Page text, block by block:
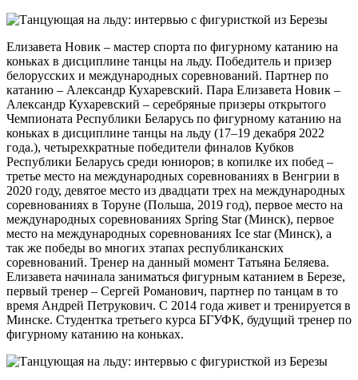
Елизавета Новик – мастер спорта по фигурному катанию на
коньках в дисциплине танцы на льду. Победитель и призер
белорусских и международных соревнований. Партнер по
катанию – Александр Кухаревский. Пара Елизавета Новик –
Александр Кухаревский – серебряные призеры открытого
Чемпионата Республики Беларусь по фигурному катанию на
коньках в дисциплине танцы на льду (17–19 декабря 2022
года.), четырехкратные победители финалов Кубков
Республики Беларусь среди юниоров; в копилке их побед –
третье место на международных соревнованиях в Венгрии в
2020 году, девятое место из двадцати трех на международных
соревнованиях в Торуне (Польша, 2019 год), первое место на
международных соревнованиях Spring Star (Минск), первое
место на международных соревнованиях Ice star (Минск), а
так же победы во многих этапах республиканских
соревнований. Тренер на данный момент Татьяна Беляева.
Елизавета начинала заниматься фигурным катанием в Березе,
первый тренер – Сергей Романович, партнер по танцам в то
время Андрей Петрукович. С 2014 года живет и тренируется в
Минске. Студентка третьего курса БГУФК, будущий тренер по
фигурному катанию на коньках.